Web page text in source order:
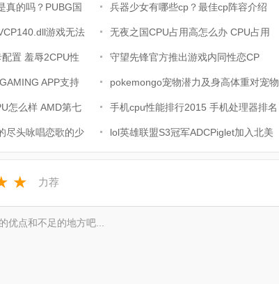
真的吗？PUBG国 兵器少女有哪些cp？最佳cp阵容介绍
游戏无法 无夜之国CPU占用高怎么办 CPU占用
高解决方法
置 羞辱2CPU性 守望先锋官方推出游戏内同性恋CP
APP支持
超
pokemongo宠物潜力及身高体重对宠物
属性CP的影响详解
怎么样 AMD第七
性能
手机cpu性能排行2015 手机处理器排名
尽头咏唱恋歌的少 lol英雄联盟S3冠军ADCPiglet加入北美
★ 力荐